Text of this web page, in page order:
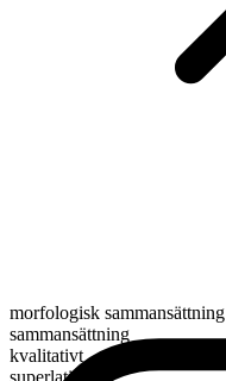
morfologisk sammansättning
sammansättning
kvalitativt
superlativ